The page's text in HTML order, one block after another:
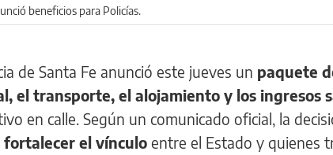
beneficios para Policías.
de Santa Fe anunció este jueves un paquete
el transporte, el alojamiento y los ingresos
en calle. Según un comunicado oficial, la
el vínculo entre el Estado y quienes